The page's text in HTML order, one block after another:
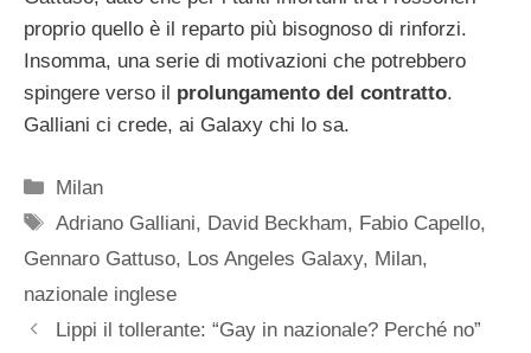
proprio quello è il reparto più bisognoso di rinforzi.
Insomma, una serie di motivazioni che potrebbero
spingere verso il prolungamento del contratto.
Galliani ci crede, ai Galaxy chi lo sa.
Categorie
Milan
Tag
Adriano Galliani, David Beckham, Fabio Capello,
Gennaro Gattuso, Los Angeles Galaxy, Milan,
nazionale inglese
Lippi il tollerante: “Gay in nazionale? Perché no”